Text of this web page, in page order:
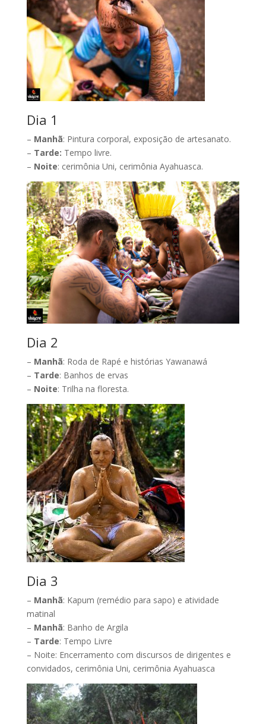
Dia 1
– Manhã: Pintura corporal, exposição de artesanato.
– Tarde: Tempo livre.
– Noite: cerimônia Uni, cerimônia Ayahuasca.
Dia 2
– Manhã: Roda de Rapé e histórias Yawanawá
– Tarde: Banhos de ervas
– Noite: Trilha na floresta.
Dia 3
– Manhã: Kapum (remédio para sapo) e atividade
matinal
– Manhã: Banho de Argila
– Tarde: Tempo Livre
– Noite: Encerramento com discursos de dirigentes e
convidados, cerimônia Uni, cerimônia Ayahuasca